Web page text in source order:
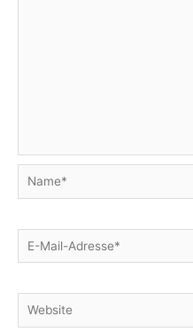
Name*
E-
Mail-
Website